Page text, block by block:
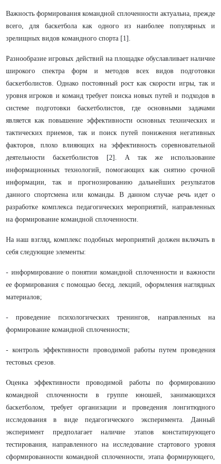
Важность формирования командной сплоченности актуальна, прежде
всего, для баскетбола как одного из наиболее популярных и
зрелищных видов командного спорта [1].
Разнообразие игровых действий на площадке обуславливает наличие
широкого спектра форм и методов всех видов подготовки
баскетболистов. Однако постоянный рост как скорости игры, так и
уровня игроков и команд требует поиска новых путей и подходов в
системе подготовки баскетболистов, где основными задачами
является как повышение эффективности основных технических и
тактических приемов, так и поиск путей понижения негативных
факторов, плохо влияющих на эффективность соревновательной
деятельности баскетболистов [2]. А так же использование
информационных технологий, помогающих как снятию срочной
информации, так и прогнозированию дальнейших результатов
данного спортсмена или команды. В данном случае речь идет о
разработке комплекса педагогических мероприятий, направленных
на формирование командной сплоченности.
На наш взгляд, комплекс подобных мероприятий должен включать в
себя следующие элементы:
- информирование о понятии командной сплоченности и важности
ее формирования с помощью бесед, лекций, оформления наглядных
материалов;
- проведение психологических тренингов, направленных на
формирование командной сплоченности;
- контроль эффективности проводимой работы путем проведения
тестовых срезов.
Оценка эффективности проводимой работы по формированию
командной сплоченности в группе юношей, занимающихся
баскетболом, требует организации и проведения лонгитюдного
исследования в виде педагогического эксперимента. Данный
эксперимент предполагает наличие этапов констатирующего
тестирования, направленного на исследование стартового уровня
сформированности командной сплоченности, этапа формирующего,